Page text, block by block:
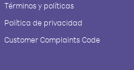
Términos y políticas
Política de privacidad
Customer Complaints Code